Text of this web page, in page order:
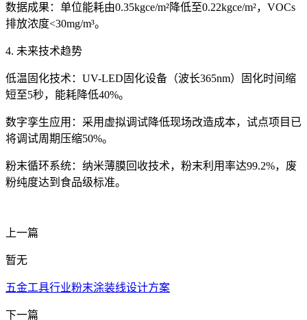
数据成果：单位能耗由0.35kgce/m²降低至0.22kgce/m²，VOCs
排放浓度<30mg/m³。
4. 未来技术趋势
低温固化技术：UV-LED固化设备（波长365nm）固化时间缩
短至5秒，能耗降低40%。
数字孪生应用：采用虚拟调试降低现场改造成本，试点项目已
将调试周期压缩50%。
粉末循环系统：纳米薄膜回收技术，粉末利用率达99.2%，废
粉纯度达到食品级标准。
上一篇
暂无
五金工具行业粉末涂装线设计方案
下一篇